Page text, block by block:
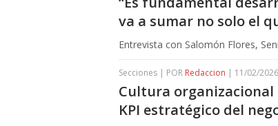
va a sumar no solo el
Entrevista con Salomón Flores,
Secciones | POR Redaccion | 11/02/
Cultura organizacional
KPI estratégico del